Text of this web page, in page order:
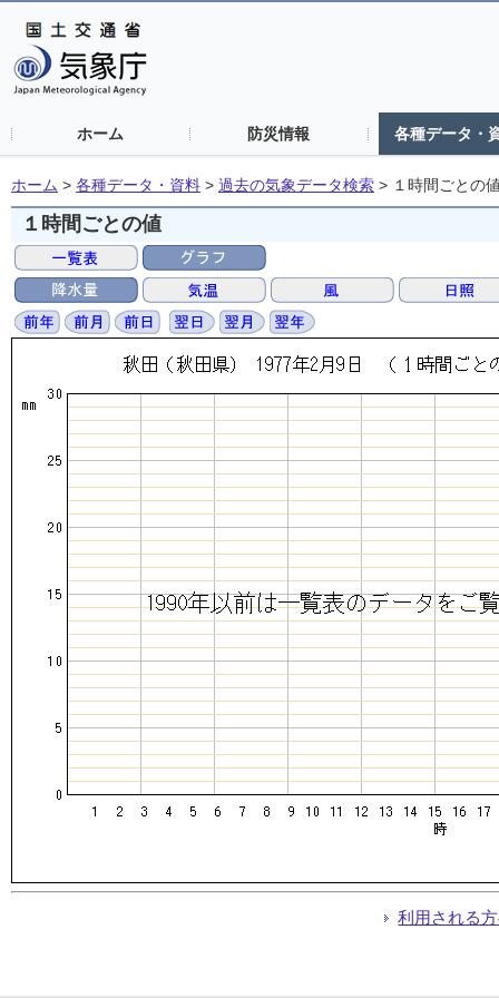
ホーム 防災情報 各種データ・
ホーム > 各種データ・資料 > 過去の気象データ検索 > １時間ごとの
１時間ごとの値
利用される